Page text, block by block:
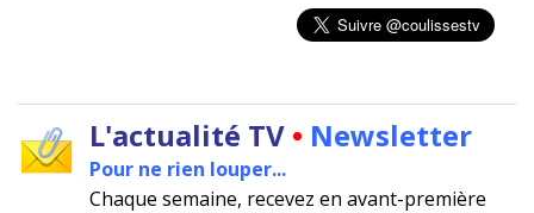
L'actualité TV • Newsletter
Pour ne rien louper...
Chaque semaine, recevez en avant-première